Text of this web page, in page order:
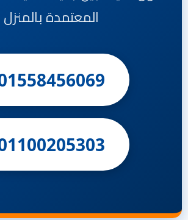
المعتمدة بالمنزل